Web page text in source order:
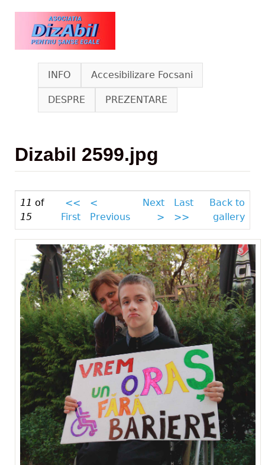
Skip to main content
www.dizabil.eu
INFO Accesibilizare Focsani
DESPRE PREZENTARE
Dizabil 2599.jpg
11 of
15
<<
First
<
Previous
Next
>
Last
>>
Back to
gallery
Dizabil 2599.jpg